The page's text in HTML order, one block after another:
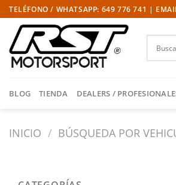
Saltar
al
contenido
TELÉFONO / WHATSAPP: 649 776 741 |
BLOG TIENDA DEALERS /
INICIO / BÚSQUEDA POR